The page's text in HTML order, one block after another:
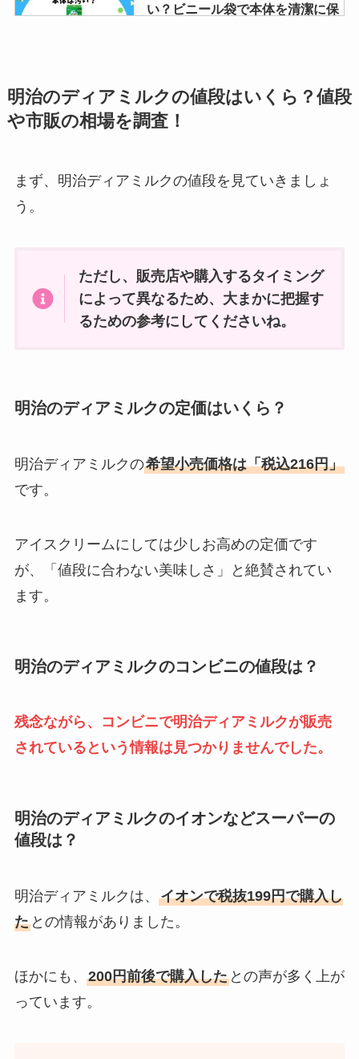
い？ビニール袋で本体を清潔に保
KISEKI: 包丁の評判を紹介！ペテ
ィナイフや超硬合金包丁の切れ味
は？
にこスマの中古スマホ評判は？実
TOOTを履いてる人ってどんな
人？高校生からスポーツ選手も？
出産祝いに嬉しいプチバトー！５
０００円で買えるおすすめ【５
保証について徹底！
最安値や15錠の定価・ジェネリッ
クの価格や値上げしたか調査
明治のディアミルクの値段はいくら？値段
や市販の相場を調査！
まず、明治ディアミルクの値段を見ていきましょ
う。
ただし、販売店や購入するタイミング
によって異なるため、大まかに把握す
るための参考にしてくださいね。
明治のディアミルクの定価はいくら？
明治ディアミルクの希望小売価格は「税込216円」
です。
アイスクリームにしては少しお高めの定価です
が、「値段に合わない美味しさ」と絶賛されてい
ます。
明治のディアミルクのコンビニの値段は？
残念ながら、コンビニで明治ディアミルクが販売
されているという情報は見つかりませんでした。
明治のディアミルクのイオンなどスーパーの
値段は？
明治ディアミルクは、 イオンで税抜199円で購入し
たとの情報がありました。
ほかにも、 200円前後で購入したとの声が多く上が
っています。